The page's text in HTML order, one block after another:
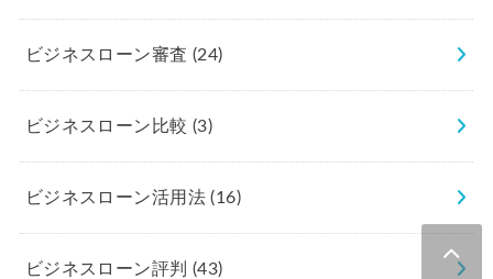
ビジネスローン審査 (24)
ビジネスローン比較 (3)
ビジネスローン活用法(16)
ビジネスローン評判 (43)